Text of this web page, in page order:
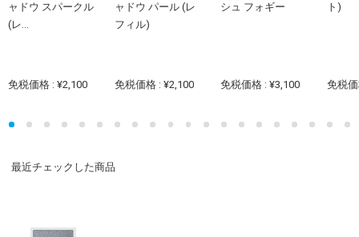
ャドウ スパークル
(レ...
免税価格 : ¥2,100
ャドウ パール (レ
フィル)
免税価格 : ¥2,100
シュ フォギー
免税価格 : ¥3,100
ト)
免税
最近チェックした商品